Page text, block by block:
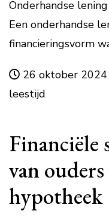
Onderhandse
Een onderhandse
financieringsvorm
26 oktober 2024
leestijd
Financiële
van
hypotheek